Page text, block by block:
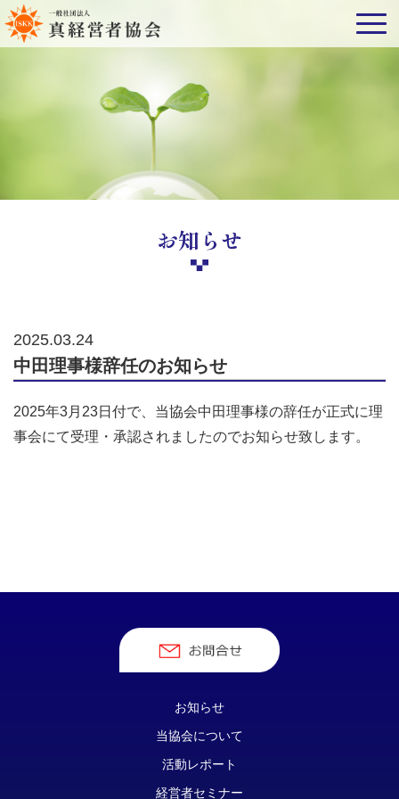
お知らせ
2025.03.24
中田理事様辞任のお知らせ
2025年3月23日付で、当協会中田理事様の辞任が正式に理
事会にて受理・承認されましたのでお知らせ致します。
お知らせ
当協会について
活動レポート
経営者セミナー